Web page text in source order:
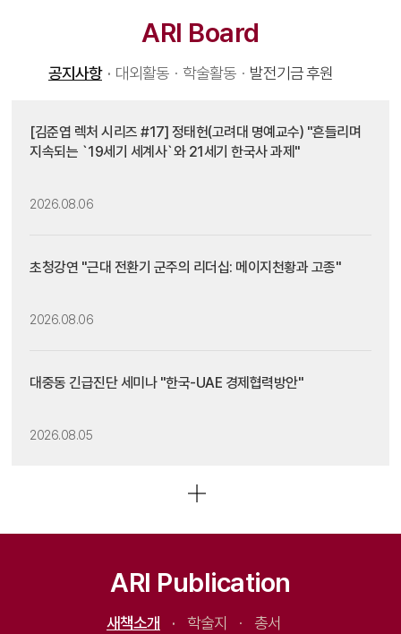
ARI Board
공지사항 · 대외활동 · 학술활동 · 발전기금 후원
[김준엽 렉처 시리즈 #17] 정태헌(고려대 명예교수) "흔들리며
지속되는 `19세기 세계사`와 21세기 한국사 과제"
2026.08.06
초청강연 "근대 전환기 군주의 리더십: 메이지천황과 고종"
2026.08.06
대중동 긴급진단 세미나 "한국-UAE 경제협력방안"
2026.08.05
ARI Publication
새책소개 · 학술지 · 총서